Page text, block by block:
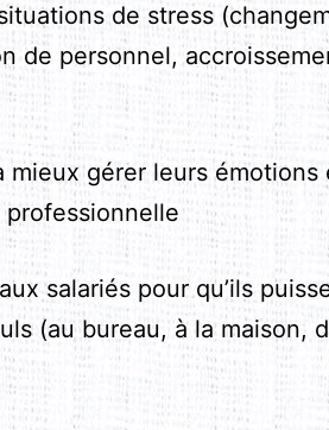
de stress
de personnel,
gérer leurs émotions
salariés pour qu’ils
(au bureau, à la maison,